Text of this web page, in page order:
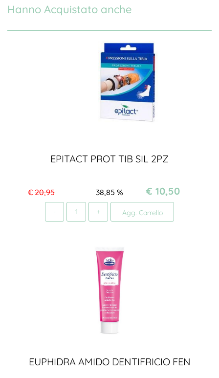
Hanno Acquistato anche
EPITACT PROT TIB SIL 2PZ
€ 20,95 %
38,85 € 10,50
Agg. Carrello
EUPHIDRA AMIDO DENTIFRICIO FEN